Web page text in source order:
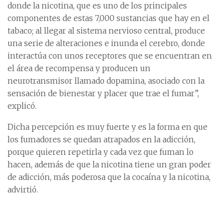
donde la nicotina, que es uno de los principales
componentes de estas 7,000 sustancias que hay en el
tabaco; al llegar al sistema nervioso central, produce
una serie de alteraciones e inunda el cerebro, donde
interactúa con unos receptores que se encuentran en
el área de recompensa y producen un
neurotransmisor llamado dopamina, asociado con la
sensación de bienestar y placer que trae el fumar”,
explicó.
Dicha percepción es muy fuerte y es la forma en que
los fumadores se quedan atrapados en la adicción,
porque quieren repetirla y cada vez que fuman lo
hacen, además de que la nicotina tiene un gran poder
de adicción, más poderosa que la cocaína y la nicotina,
advirtió.